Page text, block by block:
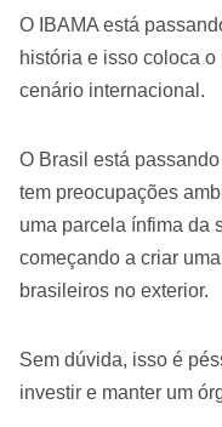
O IBAMA está
história e isso coloca
cenário internacional.
O Brasil está
tem preocupações
uma parcela ínfima da
começando a criar
brasileiros no exterior.
Sem dúvida, isso é
investir e manter um